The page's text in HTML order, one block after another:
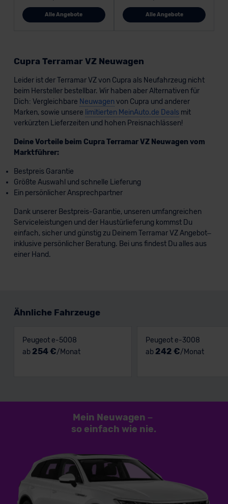
Alle Angebote Alle Angebote
Cupra Terramar VZ Neuwagen
Leider ist der Terramar VZ von Cupra als Neufahrzeug nicht
beim Hersteller bestellbar. Wir haben aber Alternativen für
Dich: Vergleichbare Neuwagenvon Cupra und anderer
Marken, sowie unsere limitierten MeinAuto.de Dealsmit
verkürzten Lieferzeiten und hohen Preisnachlässen!
Deine Vorteile beim Cupra Terramar VZ Neuwagen vom
Marktführer:
Bestpreis Garantie
Größte Auswahl und schnelle Lieferung
Ein persönlicher Ansprechpartner
Dank unserer Bestpreis-Garantie, unseren umfangreichen
Serviceleistungen und der Haustürlieferung kommst Du
einfach, sicher und günstig zu Deinem Terramar VZ Angebot–
inklusive persönlicher Beratung. Bei uns findest Du alles aus
einer Hand.
Ähnliche Fahrzeuge
Peugeot e-5008
ab 254 €/Monat
Peugeot e-3008
ab 242 €/Monat
Mein Neuwagen –
so einfach wie nie.